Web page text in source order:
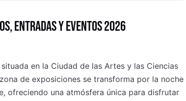
ENTRADAS Y EVENTOS 2026
en la Ciudad de las Artes y las Ciencias
de exposiciones se transforma por la noche
ofreciendo una atmósfera única para disfrutar